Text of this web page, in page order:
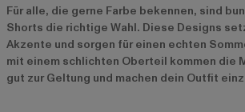
Für alle, die gerne Farbe bekennen, sind
Shorts die richtige Wahl. Diese Designs
Akzente und sorgen für einen echten
mit einem schlichten Oberteil kommen die
gut zur Geltung und machen dein Outfit